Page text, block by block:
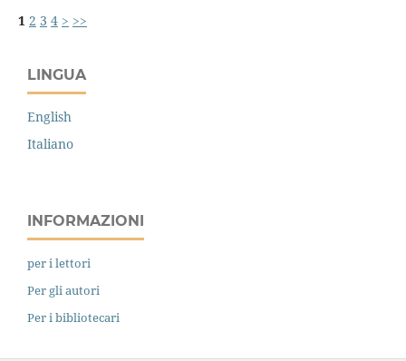
1 2 3 4 > >>
LINGUA
English
Italiano
INFORMAZIONI
per i lettori
Per gli autori
Per i bibliotecari